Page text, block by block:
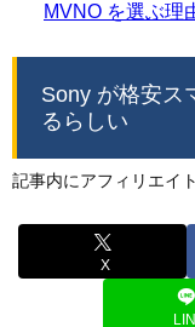
MVNO を選ぶ理
Sony が格安ス
るらしい
記事内にアフィリエイ
X